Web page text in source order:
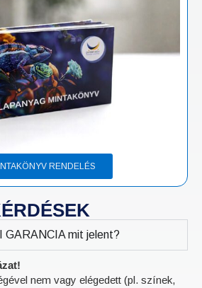
RENDELÉS
GARANCIA mit jelent?
nem vagy elégedett (pl. színek,